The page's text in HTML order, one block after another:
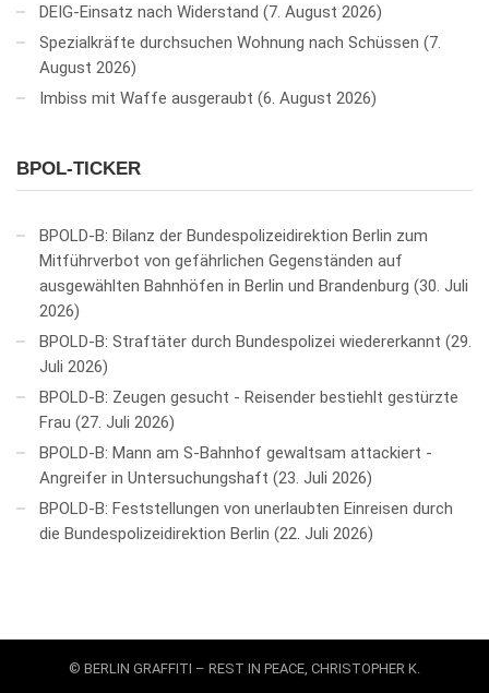
DEIG-Einsatz nach Widerstand
7. August 2026
Spezialkräfte durchsuchen Wohnung nach Schüssen
7.
August 2026
Imbiss mit Waffe ausgeraubt 6. August 2026
BPOL-TICKER
BPOLD-B: Bilanz der Bundespolizeidirektion Berlin zum
Mitführverbot von gefährlichen Gegenständen auf
ausgewählten Bahnhöfen in Berlin und Brandenburg 30. Juli
2026
BPOLD-B: Straftäter durch Bundespolizei wiedererkannt
29.
Juli 2026
BPOLD-B: Zeugen gesucht - Reisender bestiehlt gestürzte
Frau
27. Juli 2026
BPOLD-B: Mann am S-Bahnhof gewaltsam attackiert -
Angreifer in Untersuchungshaft
23. Juli 2026
BPOLD-B: Feststellungen von unerlaubten Einreisen durch
die Bundespolizeidirektion Berlin
22. Juli 2026
© BERLIN GRAFFITI – REST IN PEACE, CHRISTOPHER K.